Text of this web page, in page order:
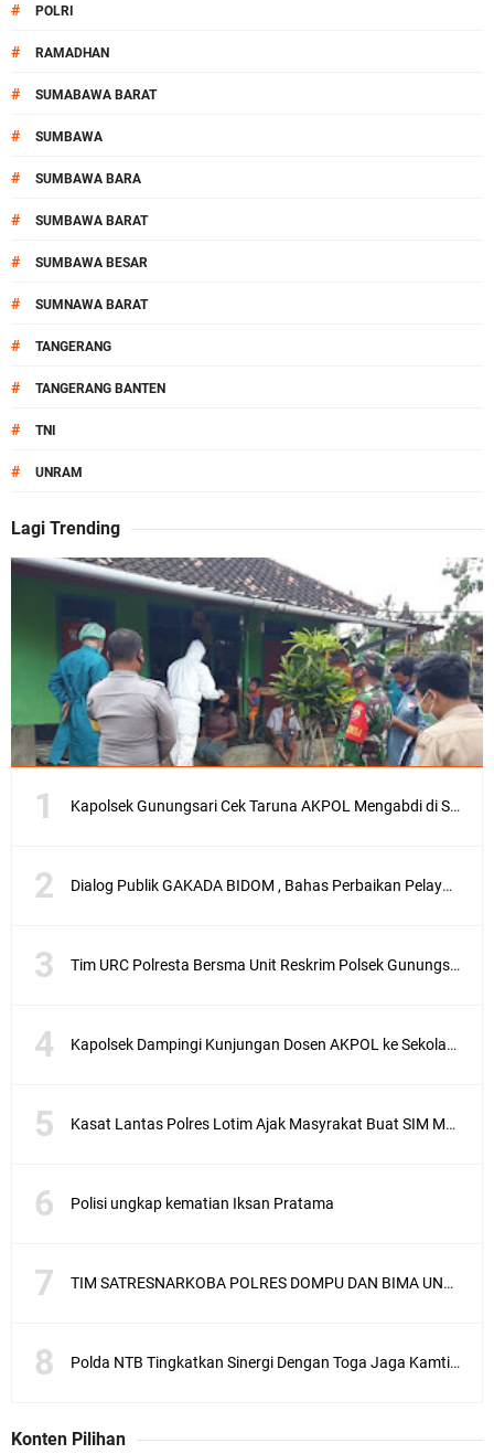
# POLRI
# RAMADHAN
# SUMABAWA BARAT
# SUMBAWA
# SUMBAWA BARA
# SUMBAWA BARAT
# SUMBAWA BESAR
# SUMNAWA BARAT
# TANGERANG
# TANGERANG BANTEN
# TNI
# UNRAM
Lagi Trending
Kapolsek Gunungsari Cek Taruna AKPOL Mengabdi di SRD 4
Dialog Publik GAKADA BIDOM , Bahas Perbaikan Pelayanan Medis di NTB
Tim URC Polresta Bersma Unit Reskrim Polsek Gunungsari Tangkap Pelaku Curanmor
Kapolsek Dampingi Kunjungan Dosen AKPOL ke Sekolah Rakyat Gunungsari
Kasat Lantas Polres Lotim Ajak Masyrakat Buat SIM Melalui SATPAS Bukan Calo
Polisi ungkap kematian Iksan Pratama
TIM SATRESNARKOBA POLRES DOMPU DAN BIMA UNGKAP KASUS NARKOBA VIA JASA PENGIRIMAN BARANG JNE
Polda NTB Tingkatkan Sinergi Dengan Toga Jaga Kamtibmas
Konten Pilihan